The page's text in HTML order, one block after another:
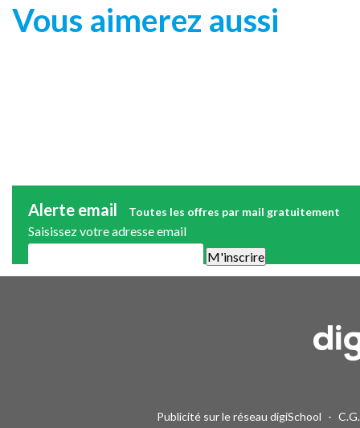
Vous aimerez aussi
Alerte email Toutes les offres par mail gratuitement
Saisissez votre adresse email
Publicité sur le réseau digiSchool -